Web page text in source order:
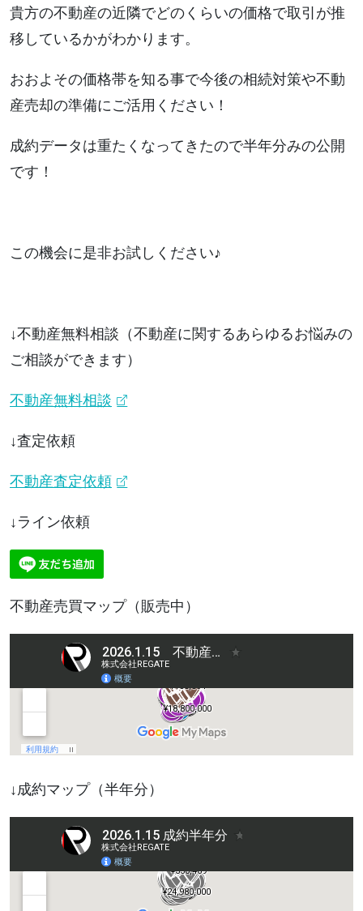
貴方の不動産の近隣でどのくらいの価格で取引が推
移しているかがわかります。
おおよその価格帯を知る事で今後の相続対策や不動
産売却の準備にご活用ください！
成約データは重たくなってきたので半年分みの公開
です！
この機会に是非お試しください♪
↓不動産無料相談（不動産に関するあらゆるお悩みの
ご相談ができます）
不動産無料相談
↓査定依頼
不動産査定依頼
↓ライン依頼
不動産売買マップ（販売中）
↓成約マップ（半年分）